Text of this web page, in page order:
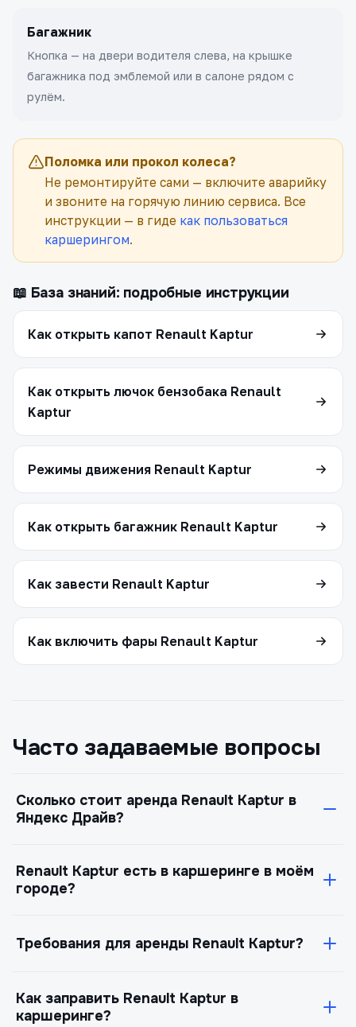
Багажник
Кнопка — на двери водителя слева, на крышке
багажника под эмблемой или в салоне рядом с
рулём.
Поломка или прокол колеса?
Не ремонтируйте сами — включите аварийку
и звоните на горячую линию сервиса. Все
инструкции — в гиде как пользоваться
каршерингом.
📖 База знаний: подробные инструкции
Как открыть капот Renault Kaptur
Как открыть лючок бензобака Renault
Kaptur
Режимы движения Renault Kaptur
Как открыть багажник Renault Kaptur
Как завести Renault Kaptur
Как включить фары Renault Kaptur
Часто задаваемые вопросы
Сколько стоит аренда Renault Kaptur в
Яндекс Драйв?
меняться в зависимости от города, времени
суток и спроса. При поездках от 2–3 часов
приложении Яндекс Драйв.
Renault Kaptur есть в каршеринге в моём
городе?
городам. Откройте приложение, включите
машины.
Требования для аренды Renault Kaptur?
нужны: паспорт, водительское удостоверение,
банковская карта. Верификация — через
Как заправить Renault Kaptur в
каршеринге?